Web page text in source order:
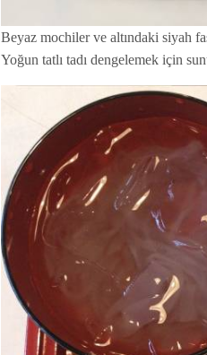
Beyaz mochiler ve altındaki siyah
Yoğun tatlı tadı dengelemek için